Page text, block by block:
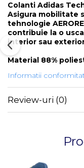
Colanti Adidas
Asigura mobilitate
tehnologie
contribuie la o
interior sau
Material 88%
Informatii
Review-uri (0)